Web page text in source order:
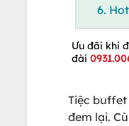
6.
Ưu đãi khi
đài
Tiệc
đem lại.